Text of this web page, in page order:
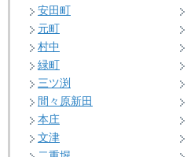
安田町
元町
村中
緑町
三ツ渕
間々原新田
本庄
文津